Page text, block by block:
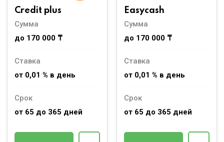
Credit plus
Сумма
до 170 000 ₸
Ставка
от 0,01 % в день
Срок
от 65 до 365 дней
Easycash
Сумма
до 170 000 ₸
Ставка
от 0,01 % в день
Срок
от 65 до 365 дней